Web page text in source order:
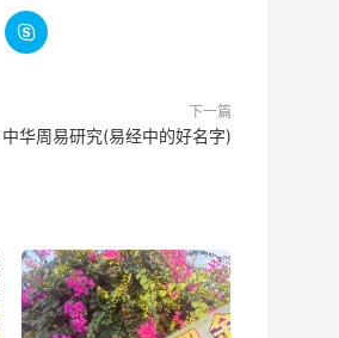

下一篇
中华周易研究(易经中的好名字)